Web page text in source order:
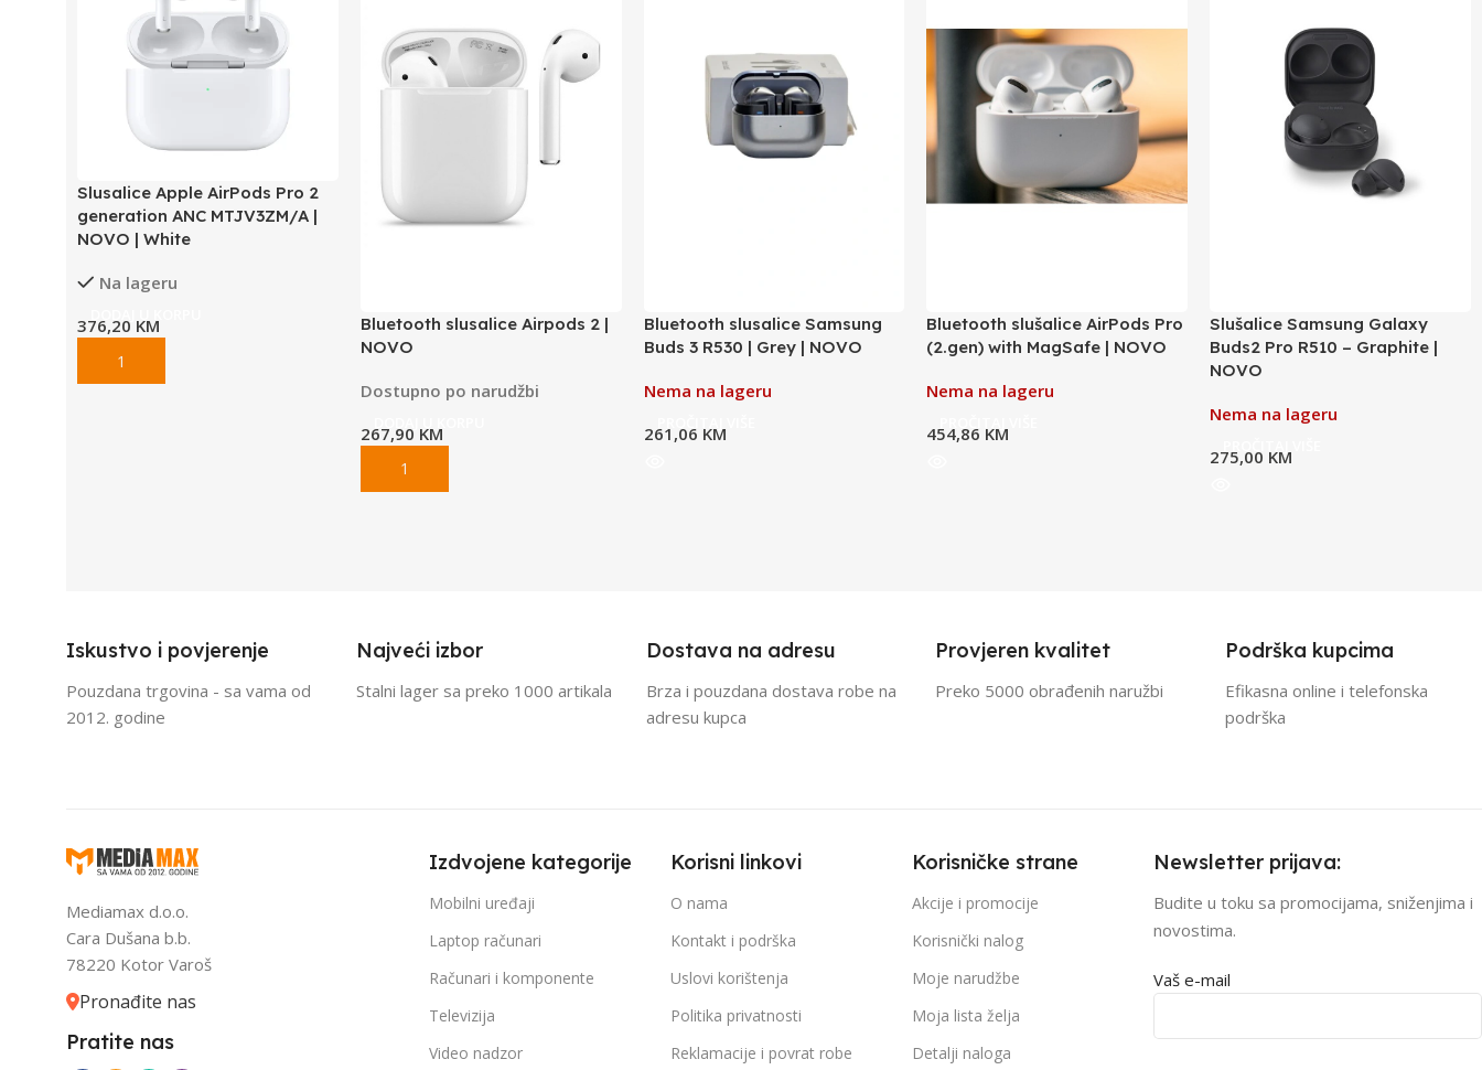
Slusalice Apple AirPods Pro 2
generation ANC MTJV3ZM/A |
NOVO | White
Na lageru
376,20 KM
Bluetooth slusalice Airpods 2 |
NOVO
Dostupno po narudžbi
267,90 KM
Bluetooth slusalice Samsung
Buds 3 R530 | Grey | NOVO
Nema na lageru
261,06 KM
Bluetooth slušalice AirPods Pro
(2.gen) with MagSafe | NOVO
Nema na lageru
454,86 KM
Slušalice Samsung Galaxy
Buds2 Pro R510 – Graphite |
NOVO
Nema na lageru
275,00 KM
Iskustvo i povjerenje
Pouzdana trgovina - sa vama od
2012. godine
Najveći izbor
Stalni lager sa preko 1000 artikala
Dostava na adresu
Brza i pouzdana dostava robe na
adresu kupca
Provjeren kvalitet
Preko 5000 obrađenih naružbi
Podrška kupcima
Efikasna online i telefonska
podrška
Mediamax d.o.o.
Cara Dušana b.b.
78220 Kotor Varoš
Pronađite nas
Pratite nas
Izdvojene kategorije
Mobilni uređaji
Laptop računari
Računari i komponente
Televizija
Video nadzor
Korisni linkovi
O nama
Kontakt i podrška
Uslovi korištenja
Politika privatnosti
Reklamacije i povrat robe
Korisničke strane
Akcije i promocije
Korisnički nalog
Moje narudžbe
Moja lista želja
Detalji naloga
Newsletter prijava:
Budite u toku sa promocijama, sniženjima i
novostima.
Vaš e-mail